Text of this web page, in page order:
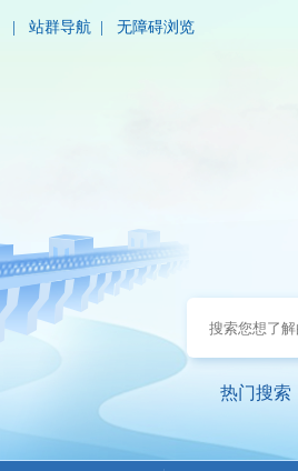
站群导航 无障碍浏览
热门搜索